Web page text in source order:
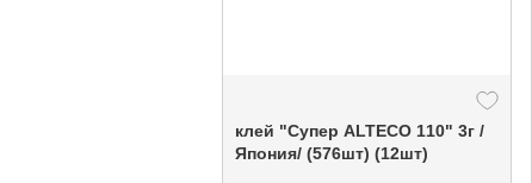
клей "Супер ALTECO 110" 3г /
Япония/ (576шт) (12шт)